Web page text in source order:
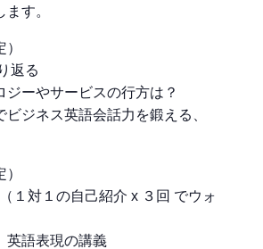
す。
）
返る
ジーやサービスの行方は？
ビジネス英語会話力を鍛える、
）
１対１の自己紹介 x ３回 でウォ
英語表現の講義